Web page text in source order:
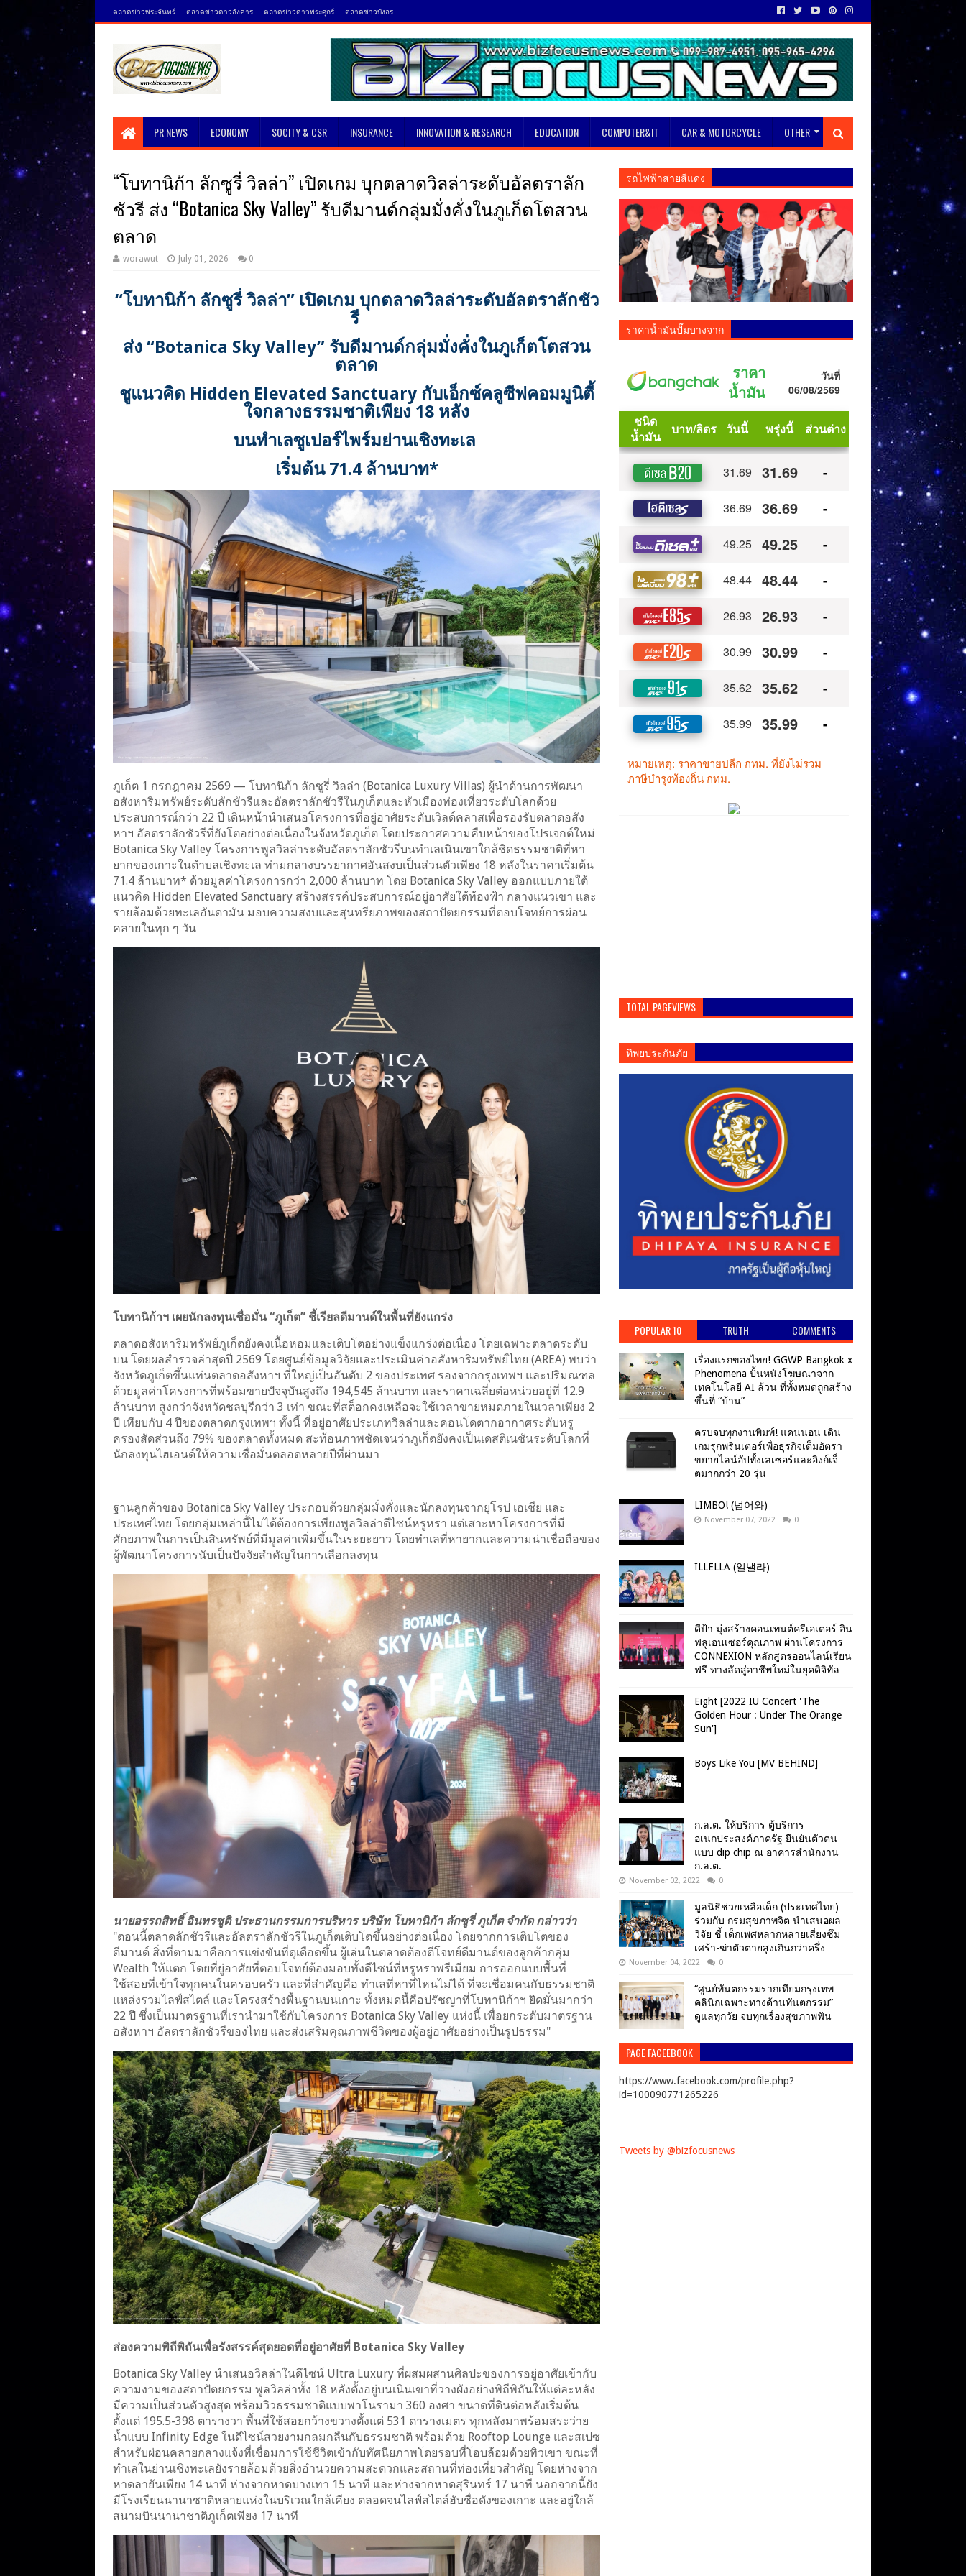
ตลาดข่าวพระจันทร์ ตลาดข่าวดาวอังคาร ตลาดข่าวดาวพระศุกร์ ตลาดข่าวบังอร
PR NEWS ECONOMY SOCITY & CSR INSURANCE INNOVATION & RESEARCH EDUCATION COMPUTER&IT CAR & MOTORCYCLE OTHER
“โบทานิก้า ลักซูรี่ วิลล่า” เปิดเกม บุกตลาดวิลล่าระดับอัลตราลัก
ชัวรี ส่ง “Botanica Sky Valley” รับดีมานด์กลุ่มมั่งคั่งในภูเก็ตโตสวน
ตลาด
worawut July 01, 2026 0
“โบทานิก้า ลักซูรี่ วิลล่า” เปิดเกม บุกตลาดวิลล่าระดับอัลตราลักชัว
รี
ส่ง “Botanica Sky Valley” รับดีมานด์กลุ่มมั่งคั่งในภูเก็ตโตสวน
ตลาด
ชูแนวคิด Hidden Elevated Sanctuary กับเอ็กซ์คลูซีฟคอมมูนิตี้
ใจกลางธรรมชาติเพียง 18 หลัง
บนทำเลซูเปอร์ไพร์มย่านเชิงทะเล
เริ่มต้น 71.4 ล้านบาท*
ภูเก็ต 1 กรกฎาคม 2569 — โบทานิก้า ลักซูรี่ วิลล่า (Botanica Luxury Villas) ผู้นำด้านการพัฒนา
อสังหาริมทรัพย์ระดับลักชัวรีและอัลตราลักชัวรีในภูเก็ตและหัวเมืองท่องเที่ยวระดับโลกด้วย
ประสบการณ์กว่า 22 ปี เดินหน้านำเสนอโครงการที่อยู่อาศัยระดับเวิลด์คลาสเพื่อรองรับตลาดอสัง
หาฯ อัลตราลักชัวรีที่ยังโตอย่างต่อเนื่องในจังหวัดภูเก็ต โดยประกาศความคืบหน้าของโปรเจกต์ใหม่
Botanica Sky Valley โครงการพูลวิลล่าระดับอัลตราลักชัวรีบนทำเลเนินเขาใกล้ชิดธรรมชาติที่หา
ยากของเกาะในตำบลเชิงทะเล ท่ามกลางบรรยากาศอันสงบเป็นส่วนตัวเพียง 18 หลังในราคาเริ่มต้น
71.4 ล้านบาท* ด้วยมูลค่าโครงการกว่า 2,000 ล้านบาท โดย Botanica Sky Valley ออกแบบภายใต้
แนวคิด Hidden Elevated Sanctuary สร้างสรรค์ประสบการณ์อยู่อาศัยใต้ท้องฟ้า กลางแนวเขา และ
รายล้อมด้วยทะเลอันดามัน มอบความสงบและสุนทรียภาพของสถาปัตยกรรมที่ตอบโจทย์การผ่อน
คลายในทุก ๆ วัน
โบทานิก้าฯ เผยนักลงทุนเชื่อมั่น “ภูเก็ต” ชี้เรียลดีมานด์ในพื้นที่ยังแกร่ง
ตลาดอสังหาริมทรัพย์ภูเก็ตยังคงเนื้อหอมและเติบโตอย่างแข็งแกร่งต่อเนื่อง โดยเฉพาะตลาดระดับ
บน โดยผลสำรวจล่าสุดปี 2569 โดยศูนย์ข้อมูลวิจัยและประเมินค่าอสังหาริมทรัพย์ไทย (AREA) พบว่า
จังหวัดภูเก็ตขึ้นแท่นตลาดอสังหาฯ ที่ใหญ่เป็นอันดับ 2 ของประเทศ รองจากกรุงเทพฯ และปริมณฑล
ด้วยมูลค่าโครงการที่พร้อมขายปัจจุบันสูงถึง 194,545 ล้านบาท และราคาเฉลี่ยต่อหน่วยอยู่ที่ 12.9
ล้านบาท สูงกว่าจังหวัดชลบุรีกว่า 3 เท่า ขณะที่สต็อกคงเหลือจะใช้เวลาขายหมดภายในเวลาเพียง 2
ปี เทียบกับ 4 ปีของตลาดกรุงเทพฯ ทั้งนี้ ที่อยู่อาศัยประเภทวิลล่าและคอนโดตากอากาศระดับหรู
ครองสัดส่วนถึง 79% ของตลาดทั้งหมด สะท้อนภาพชัดเจนว่าภูเก็ตยังคงเป็นเดสติเนชันระดับโลกที่
นักลงทุนไฮเอนด์ให้ความเชื่อมั่นตลอดหลายปีที่ผ่านมา
ฐานลูกค้าของ Botanica Sky Valley ประกอบด้วยกลุ่มมั่งคั่งและนักลงทุนจากยุโรป เอเชีย และ
ประเทศไทย โดยกลุ่มเหล่านี้ไม่ได้ต้องการเพียงพูลวิลล่าดีไซน์หรูหรา แต่เสาะหาโครงการที่มี
ศักยภาพในการเป็นสินทรัพย์ที่มีมูลค่าเพิ่มขึ้นในระยะยาว โดยทำเลที่หายากและความน่าเชื่อถือของ
ผู้พัฒนาโครงการนับเป็นปัจจัยสำคัญในการเลือกลงทุน
นายอรรถสิทธิ์ อินทรชูติ ประธานกรรมการบริหาร บริษัท โบทานิก้า ลักซูรี่ ภูเก็ต จำกัด กล่าวว่า
"ตอนนี้ตลาดลักชัวรีและอัลตราลักชัวรีในภูเก็ตเติบโตขึ้นอย่างต่อเนื่อง โดยจากการเติบโตของ
ดีมานด์ สิ่งที่ตามมาคือการแข่งขันที่ดุเดือดขึ้น ผู้เล่นในตลาดต้องตีโจทย์ดีมานด์ของลูกค้ากลุ่ม
Wealth ให้แตก โดยที่ยู่อาศัยที่ตอบโจทย์ต้องมอบทั้งดีไซน์ที่หรูหราพรีเมียม การออกแบบพื้นที่
ใช้สอยที่เข้าใจทุกคนในครอบครัว และที่สำคัญคือ ทำเลที่หาที่ไหนไม่ได้ ที่จะเชื่อมคนกับธรรมชาติ
แหล่งรวมไลฟ์สไตล์ และโครงสร้างพื้นฐานบนเกาะ ทั้งหมดนี้คือปรัชญาที่โบทานิก้าฯ ยึดมั่นมากว่า
22 ปี ซึ่งเป็นมาตรฐานที่เรานำมาใช้กับโครงการ Botanica Sky Valley แห่งนี้ เพื่อยกระดับมาตรฐาน
อสังหาฯ อัลตราลักชัวรีของไทย และส่งเสริมคุณภาพชีวิตของผู้อยู่อาศัยอย่างเป็นรูปธรรม"
ส่องความพิถีพิถันเพื่อรังสรรค์สุดยอดที่อยู่อาศัยที่ Botanica Sky Valley
Botanica Sky Valley นำเสนอวิลล่าในดีไซน์ Ultra Luxury ที่ผสมผสานศิลปะของการอยู่อาศัยเข้ากับ
ความงามของสถาปัตยกรรม พูลวิลล่าทั้ง 18 หลังตั้งอยู่บนเนินเขาที่วางผังอย่างพิถีพิถันให้แต่ละหลัง
มีความเป็นส่วนตัวสูงสุด พร้อมวิวธรรมชาติแบบพาโนรามา 360 องศา ขนาดที่ดินต่อหลังเริ่มต้น
ตั้งแต่ 195.5-398 ตารางวา พื้นที่ใช้สอยกว้างขวางตั้งแต่ 531 ตารางเมตร ทุกหลังมาพร้อมสระว่าย
น้ำแบบ Infinity Edge ในดีไซน์สวยงามกลมกลืนกับธรรมชาติ พร้อมด้วย Rooftop Lounge และสเปซ
สำหรับผ่อนคลายกลางแจ้งที่เชื่อมการใช้ชีวิตเข้ากับทัศนียภาพโดยรอบที่โอบล้อมด้วยทิวเขา ขณะที่
ทำเลในย่านเชิงทะเลยังรายล้อมด้วยสิ่งอำนวยความสะดวกและสถานที่ท่องเที่ยวสำคัญ โดยห่างจาก
หาดลายันเพียง 14 นาที ห่างจากหาดบางเทา 15 นาที และห่างจากหาดสุรินทร์ 17 นาที นอกจากนี้ยัง
มีโรงเรียนนานาชาติหลายแห่งในบริเวณใกล้เคียง ตลอดจนไลฟ์สไตล์ฮับชื่อดังของเกาะ และอยู่ใกล้
สนามบินนานาชาติภูเก็ตเพียง 17 นาที
รถไฟฟ้าสายสีแดง
ราคาน้ำมันปั๊มบางจาก
TOTAL PAGEVIEWS
ทิพยประกันภัย
POPULAR 10 TRUTH COMMENTS
เรื่องแรกของไทย! GGWP Bangkok x
Phenomena ปั้นหนังโฆษณาจาก
เทคโนโลยี AI ล้วน ที่ทั้งหมดถูกสร้าง
ขึ้นที่ “บ้าน”
ครบจบทุกงานพิมพ์! แคนนอน เดิน
เกมรุกพรินเตอร์เพื่อธุรกิจเต็มอัตรา
ขยายไลน์อัปทั้งเลเซอร์และอิงก์เจ็
ตมากกว่า 20 รุ่น
LIMBO! (넘어와)
November 07, 2022 0
ILLELLA (일낼라)
ดีป้า มุ่งสร้างคอนเทนต์ครีเอเตอร์ อิน
ฟลูเอนเซอร์คุณภาพ ผ่านโครงการ
CONNEXION หลักสูตรออนไลน์เรียน
ฟรี ทางลัดสู่อาชีพใหม่ในยุคดิจิทัล
Eight [2022 IU Concert 'The
Golden Hour : Under The Orange
Sun']
Boys Like You [MV BEHIND]
ก.ล.ต. ให้บริการ ตู้บริการ
อเนกประสงค์ภาครัฐ ยืนยันตัวตน
แบบ dip chip ณ อาคารสำนักงาน
ก.ล.ต.
November 02, 2022 0
มูลนิธิช่วยเหลือเด็ก (ประเทศไทย)
ร่วมกับ กรมสุขภาพจิต นำเสนอผล
วิจัย ชี้ เด็กเพศหลากหลายเสี่ยงซึม
เศร้า-ฆ่าตัวตายสูงเกินกว่าครึ่ง
November 04, 2022 0
“ศูนย์ทันตกรรมรากเทียมกรุงเทพ
คลินิกเฉพาะทางด้านทันตกรรม”
ดูแลทุกวัย จบทุกเรื่องสุขภาพฟัน
PAGE FACEEBOOK
https://www.facebook.com/profile.php?
id=100090771265226
Tweets by @bizfocusnews